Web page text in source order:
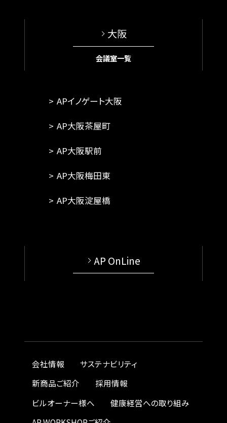
大阪
会議室一覧
APイノゲート大阪
AP大阪茶屋町
AP大阪駅前
AP大阪梅田東
AP大阪淀屋橋
AP OnLine
会社情報
サステナビリティ
新商品ご紹介
採用情報
ビルオーナー様へ
健康経営への取り組み